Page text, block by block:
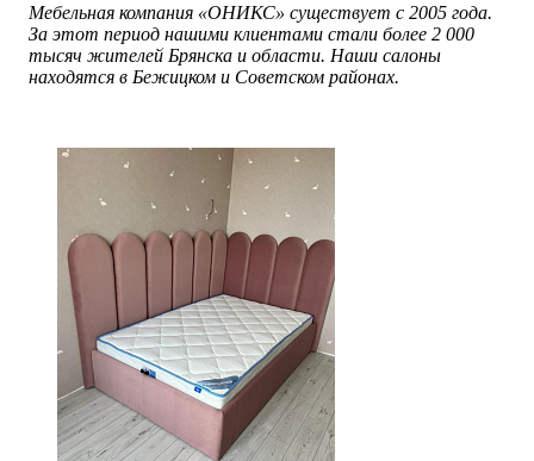
Мебельная компания «ОНИКС» существует с 2005 года.
За этот период нашими клиентами стали более 2 000
тысяч жителей Брянска и области. Наши салоны
находятся в Бежицком и Советском районах.